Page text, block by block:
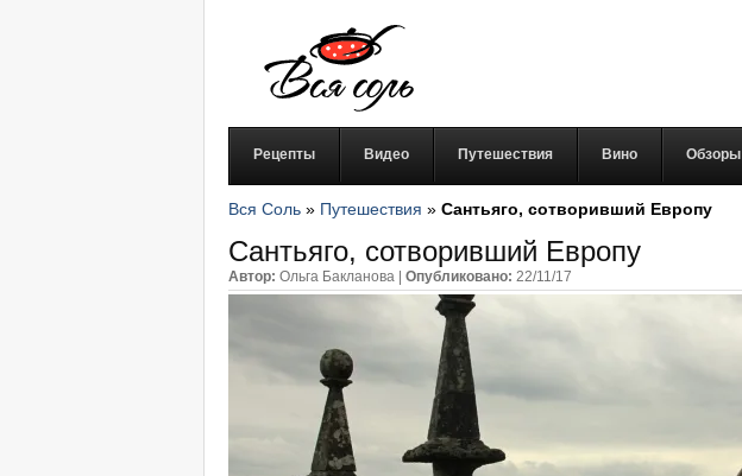
Рецепты Видео Путешествия Вино Обзоры
Вся Соль » Путешествия » Сантьяго, сотворивший Европу
Сантьяго, сотворивший Европу
Автор: Ольга Бакланова | Опубликовано: 22/11/17